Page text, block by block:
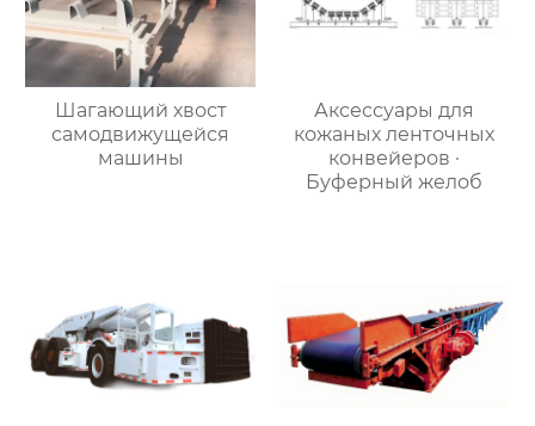
Шагающий хвост
самодвижущейся
машины
Аксессуары для
кожаных ленточных
конвейеров ·
Буферный желоб